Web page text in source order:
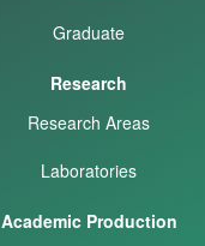
Graduate
Research
Research Areas
Laboratories
Academic Production